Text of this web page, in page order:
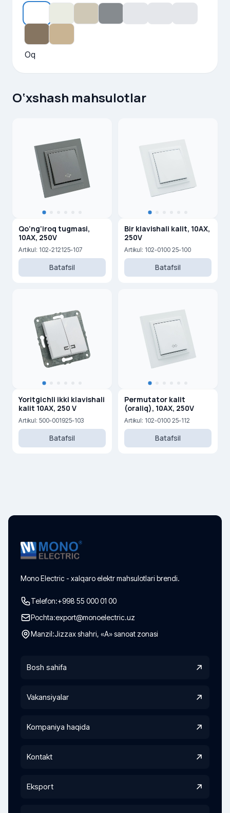
Oq
O‘xshash mahsulotlar
Qo‘ng‘iroq tugmasi,
10AX, 250V
Artikul: 102-212125-107
Batafsil
Bir klavishali kalit, 10AX,
250V
Artikul: 102-0100 25-100
Batafsil
Yoritgichli ikki klavishali
kalit 10AX, 250 V
Artikul: 500-001925-103
Batafsil
Permutator kalit
(oraliq), 10AX, 250V
Artikul: 102-0100 25-112
Batafsil
Mono Electric - xalqaro elektr mahsulotlari brendi.
Telefon:+998 55 000 01 00
Pochta:export@monoelectric.uz
Manzil:Jizzax shahri, «A» sanoat zonasi
Bosh sahifa
Vakansiyalar
Kompaniya haqida
Kontakt
Eksport